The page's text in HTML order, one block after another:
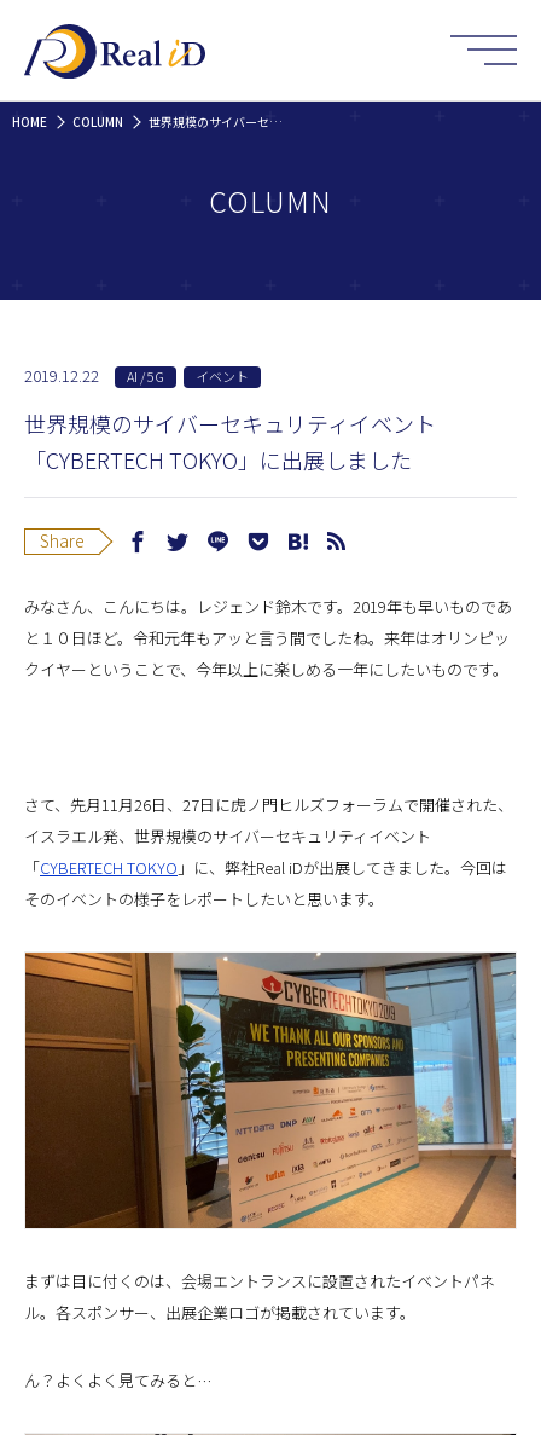
HOME COLUMN 世界規模のサイバーセキュリティイベント「CYBERTECH TOKYO」に出展しました
COLUMN
2019.12.22 AI / 5G イベント
世界規模のサイバーセキュリティイベント
「CYBERTECH TOKYO」に出展しました
Share
みなさん、こんにちは。レジェンド鈴木です。2019年も早いものであ
と１０日ほど。令和元年もアッと言う間でしたね。来年はオリンピッ
クイヤーということで、今年以上に楽しめる一年にしたいものです。
さて、先月11月26日、27日に虎ノ門ヒルズフォーラムで開催された、
イスラエル発、世界規模のサイバーセキュリティイベント
「CYBERTECH TOKYO 」に、弊社Real iDが出展してきました。今回は
そのイベントの様子をレポートしたいと思います。
まずは目に付くのは、会場エントランスに設置されたイベントパネ
ル。各スポンサー、出展企業ロゴが掲載されています。
ん？よくよく見てみると…